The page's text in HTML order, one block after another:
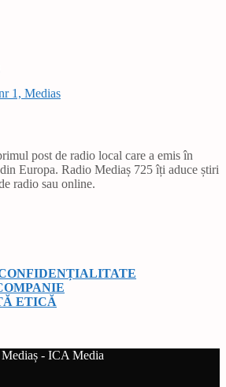
1, Medias
post de radio local care a emis în
Europa. Radio Mediaș 725 îți aduce știri
radio sau online.
ETICĂ
- ICA Media